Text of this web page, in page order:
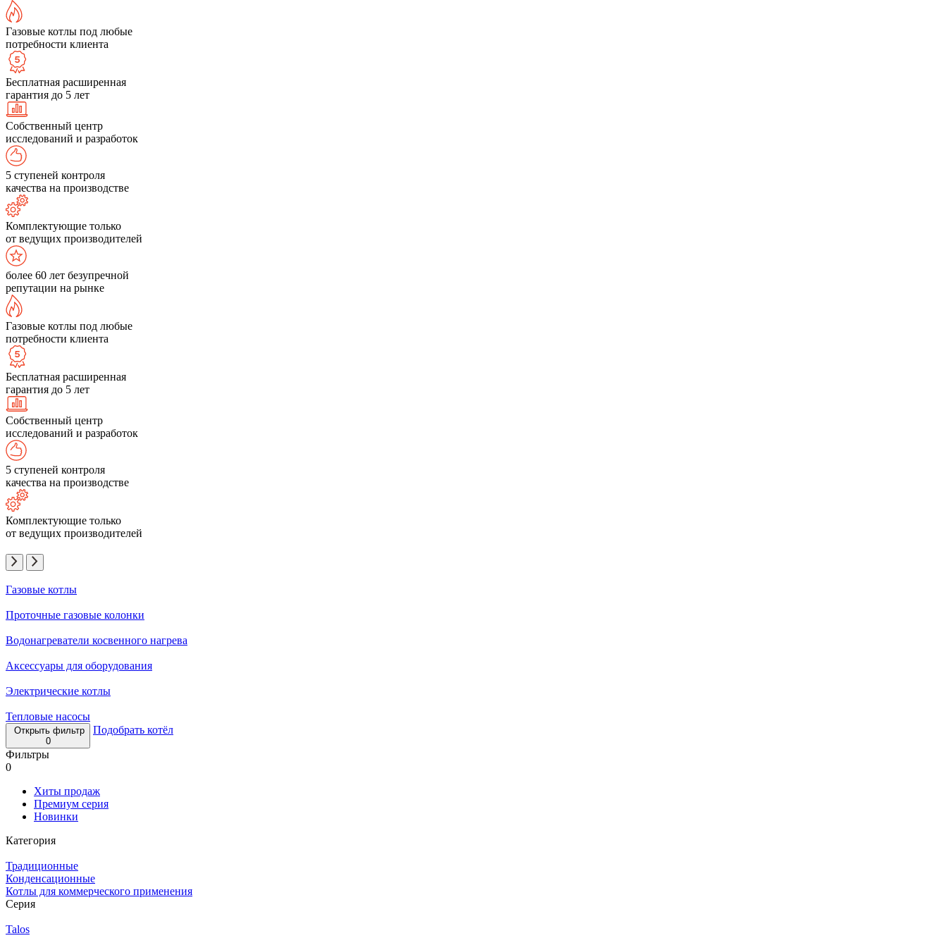
Газовые котлы под любые
потребности клиента
Бесплатная расширенная
гарантия до 5 лет
Собственный центр
исследований и разработок
5 ступеней контроля
качества на производстве
Комплектующие только
от ведущих производителей
более 60 лет безупречной
репутации на рынке
Газовые котлы под любые
потребности клиента
Бесплатная расширенная
гарантия до 5 лет
Собственный центр
исследований и разработок
5 ступеней контроля
качества на производстве
Комплектующие только
от ведущих производителей
Газовые котлы
Проточные газовые колонки
Водонагреватели косвенного нагрева
Аксессуары для оборудования
Электрические котлы
Тепловые насосы
Открыть фильтр
0
Подобрать котёл
Фильтры
0
Хиты продаж
Премиум серия
Новинки
Категория
Традиционные
Конденсационные
Котлы для коммерческого применения
Серия
Talos